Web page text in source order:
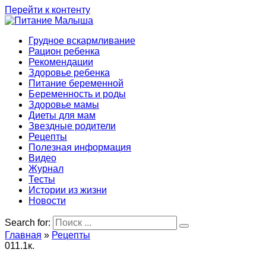
Перейти к контенту
Грудное вскармливание
Рацион ребенка
Рекомендации
Здоровье ребенка
Питание беременной
Беременность и роды
Здоровье мамы
Диеты для мам
Звездные родители
Рецепты
Полезная информация
Видео
Журнал
Тесты
Истории из жизни
Новости
Search for:
Главная » Рецепты
011.1к.